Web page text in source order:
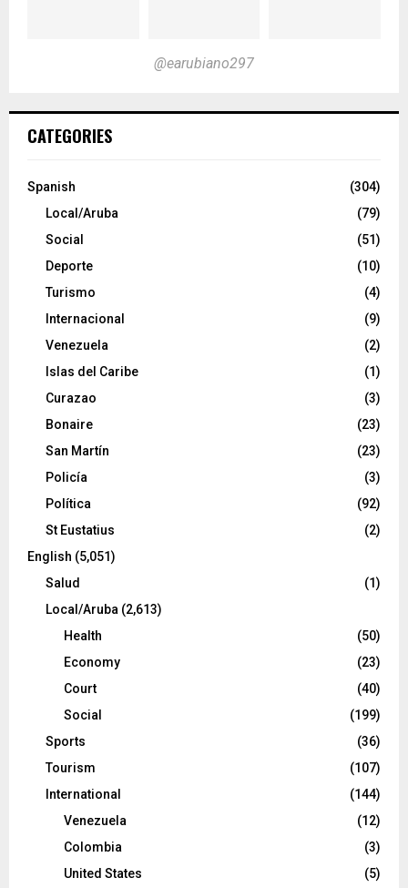
@earubiano297
CATEGORIES
Spanish
(304)
Local/Aruba
(79)
Social
(51)
Deporte
(10)
Turismo
(4)
Internacional
(9)
Venezuela
(2)
Islas del Caribe
(1)
Curazao
(3)
Bonaire
(23)
San Martín
(23)
Policía
(3)
Política
(92)
St Eustatius
(2)
English (5,051)
Salud
(1)
Local/Aruba (2,613)
Health
(50)
Economy
(23)
Court
(40)
Social
(199)
Sports
(36)
Tourism
(107)
International
(144)
Venezuela
(12)
Colombia
(3)
United States
(5)